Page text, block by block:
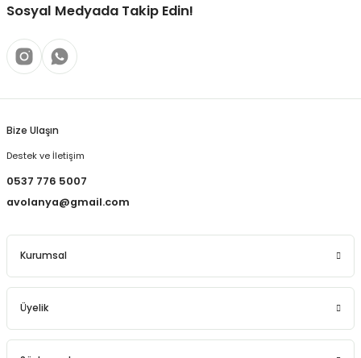
Sosyal Medyada Takip Edin!
Bize Ulaşın
Destek ve İletişim
0537 776 5007
avolanya@gmail.com
Kurumsal
Üyelik